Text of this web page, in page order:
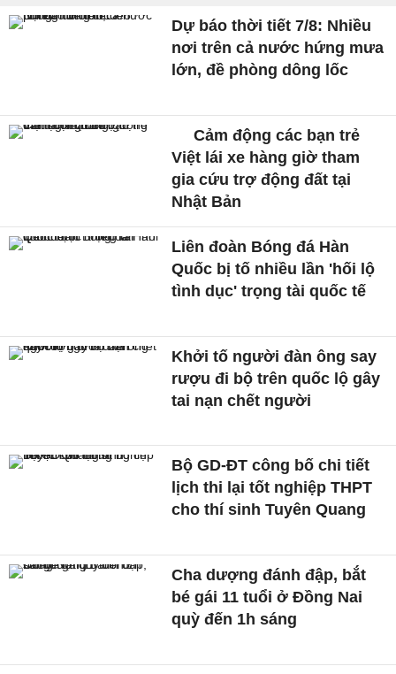
Dự báo thời tiết 7/8: Nhiều
nơi trên cả nước hứng mưa
lớn, đề phòng dông lốc
Cảm động các bạn trẻ
Việt lái xe hàng giờ tham
gia cứu trợ động đất tại
Nhật Bản
Liên đoàn Bóng đá Hàn
Quốc bị tố nhiều lần 'hối lộ
tình dục' trọng tài quốc tế
Khởi tố người đàn ông say
rượu đi bộ trên quốc lộ gây
tai nạn chết người
Bộ GD-ĐT công bố chi tiết
lịch thi lại tốt nghiệp THPT
cho thí sinh Tuyên Quang
Cha dượng đánh đập, bắt
bé gái 11 tuổi ở Đồng Nai
quỳ đến 1h sáng